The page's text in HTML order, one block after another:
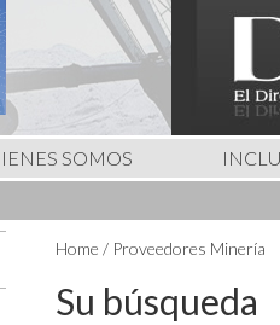
SOMOS
Home / Proveedores Minería
Su búsqueda